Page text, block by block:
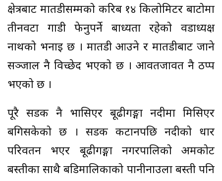
क्षेत्रबाट मार्तडीसम्मको करिब १४ किलोमिटर बाटोमा
तीनवटा गाडी फेर्नुपर्ने बाध्यता रहेको वडाध्यक्ष
नाथको भनाइ छ । मार्तडी आउने र मार्तडीबाट जाने
सञ्जाल नै विच्छेद भएको छ । आवतजावत नै ठप्प
भएको छ ।
पूरै सडक नै भासिएर बूढीगङ्गा नदीमा मिसिएर
बगिसकेको छ । सडक कटानपछि नदीको धार
परिवर्तन भएर बूढीगङ्गा नगरपालिको अमकोट
बस्तीका साथै बडिमालिकाको पानीनाउला बस्ती पनि